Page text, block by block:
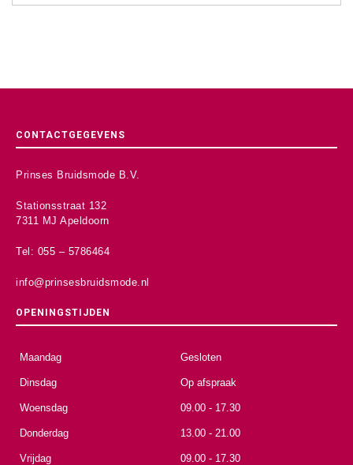
CONTACTGEGEVENS
Prinses Bruidsmode B.V.
Stationsstraat 132
7311 MJ Apeldoorn
Tel: 055 – 5786464
info@prinsesbruidsmode.nl
OPENINGSTIJDEN
Maandag Gesloten
Dinsdag Op afspraak
Woensdag 09.00 - 17.30
Donderdag 13.00 - 21.00
Vrijdag 09.00 - 17.30